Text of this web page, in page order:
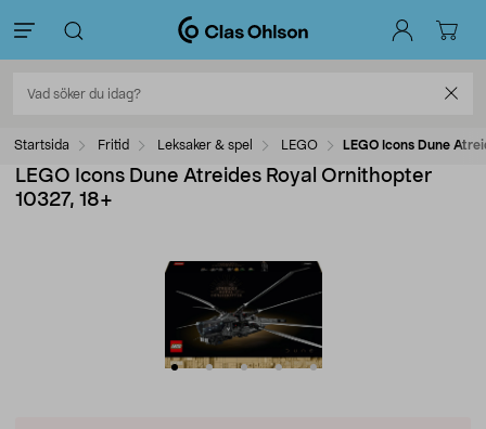
Startsida Fritid Leksaker & spel LEGO LEGO Icons Dune
LEGO Icons Dune Atreides Royal Ornithopter
10327, 18+